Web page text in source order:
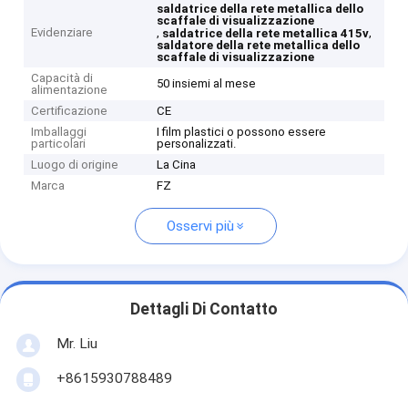
Evidenziare
saldatrice della rete metallica dello
scaffale di visualizzazione
, saldatrice della rete metallica 415v,
saldatore della rete metallica dello
scaffale di visualizzazione
Capacità di
alimentazione
50 insiemi al mese
Certificazione
CE
Imballaggi
particolari
I film plastici o possono essere
personalizzati.
Luogo di origine
La Cina
Marca
FZ
Osservi più
Dettagli Di Contatto
Mr. Liu
+8615930788489